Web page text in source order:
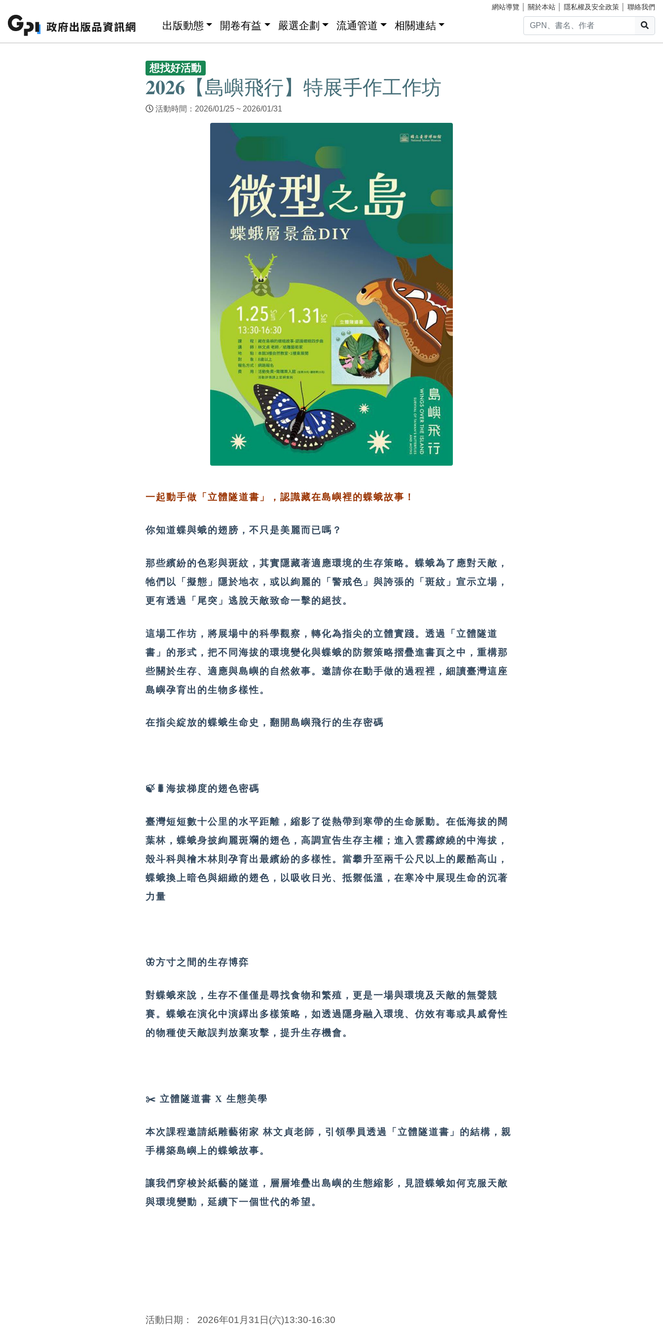
網站導覽 關於本站 隱私權及安全政策 聯絡我們
出版動態 開卷有益 嚴選企劃 流通管道 相關連結
想找好活動
𝟐𝟎𝟐𝟔【島嶼飛行】特展手作工作坊
活動時間：2026/01/25 ~ 2026/01/31
一起動手做「立體隧道書」，認識藏在島嶼裡的蝶蛾故事！
你知道蝶與蛾的翅膀，不只是美麗而已嗎？
那些繽紛的色彩與斑紋，其實隱藏著適應環境的生存策略。蝶蛾為了應對天敵，
牠們以「擬態」隱於地衣，或以絢麗的「警戒色」與誇張的「斑紋」宣示立場，
更有透過「尾突」逃脫天敵致命一擊的絕技。
這場工作坊，將展場中的科學觀察，轉化為指尖的立體實踐。透過「立體隧道
書」的形式，把不同海拔的環境變化與蝶蛾的防禦策略摺疊進書頁之中，重構那
些關於生存、適應與島嶼的自然敘事。邀請你在動手做的過程裡，細讀臺灣這座
島嶼孕育出的生物多樣性。
在指尖綻放的蝶蛾生命史，翻開島嶼飛行的生存密碼
🍃🐛海拔梯度的翅色密碼
臺灣短短數十公里的水平距離，縮影了從熱帶到寒帶的生命脈動。在低海拔的闊
葉林，蝶蛾身披絢麗斑斕的翅色，高調宣告生存主權；進入雲霧繚繞的中海拔，
殼斗科與檜木林則孕育出最繽紛的多樣性。當攀升至兩千公尺以上的嚴酷高山，
蝶蛾換上暗色與細緻的翅色，以吸收日光、抵禦低溫，在寒冷中展現生命的沉著
力量
🦋方寸之間的生存博弈
對蝶蛾來說，⽣存不僅僅是尋找⾷物和繁殖，更是一場與環境及天敵的無聲競
賽。蝶蛾在演化中演繹出多樣策略，如透過隱身融⼊環境、仿效有毒或具威脅性
的物種使天敵誤判放棄攻擊，提升⽣存機會。
✂️ 立體隧道書 X 生態美學
本次課程邀請紙雕藝術家 林文貞老師，引領學員透過「立體隧道書」的結構，親
手構築島嶼上的蝶蛾故事。
讓我們穿梭於紙藝的隧道，層層堆疊出島嶼的生態縮影，見證蝶蛾如何克服天敵
與環境變動，延續下一個世代的希望。
活動日期： 2026年01 月31日(六)13:30-16:30